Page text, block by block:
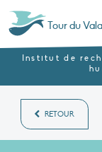
Tour du
Institut de
RETOUR